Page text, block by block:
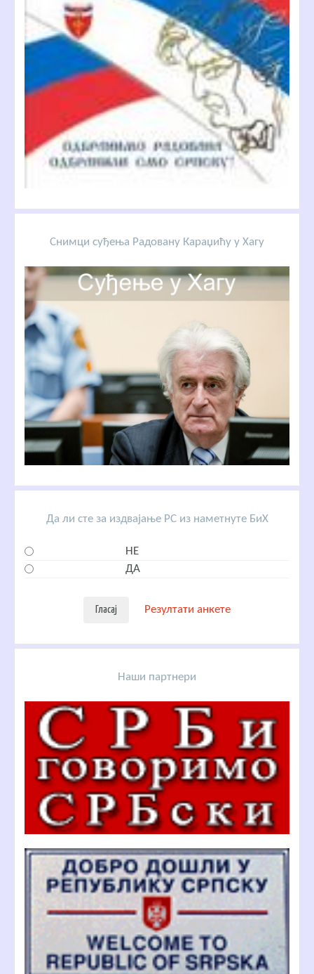
Снимци суђења Радовану Караџићу у Хагу
Да ли сте за издвајање РС из наметнуте БиХ
НЕ
ДА
Резултати анкете
Наши партнери